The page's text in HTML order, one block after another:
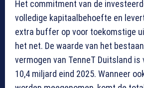
Het commitment van de
volledige kapitaalbehoefte en
extra buffer op voor toekomstige
het net. De waarde van het
vermogen van TenneT Duitsland
10,4 miljard eind 2025. Wanneer